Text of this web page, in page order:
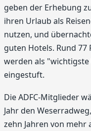
geben der Erhebung
ihren Urlaub als
nutzen, und
guten Hotels. Rund
werden als "wichtigste
eingestuft.
Die ADFC-Mitglieder
Jahr den
zehn Jahren von